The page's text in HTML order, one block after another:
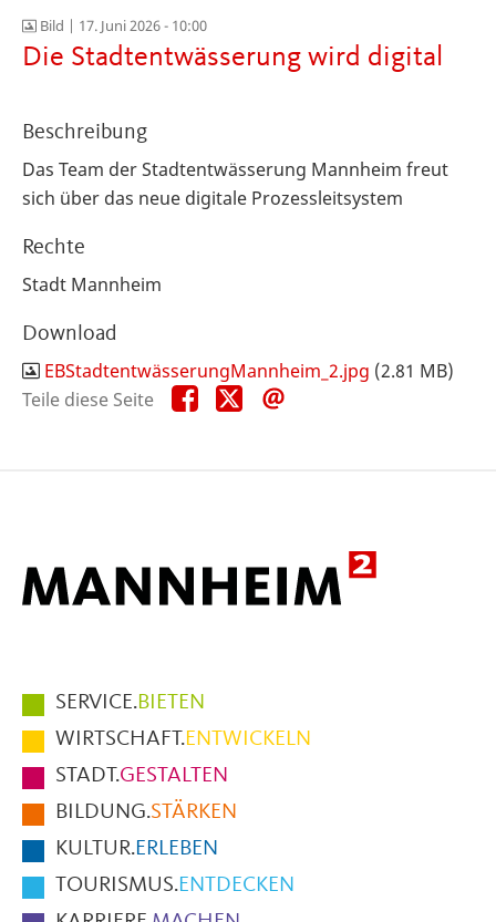
Bild | 17. Juni 2026 - 10:00
Die Stadtentwässerung wird digital
Beschreibung
Das Team der Stadtentwässerung Mannheim freut
sich über das neue digitale Prozessleitsystem
Rechte
Stadt Mannheim
Download
EBStadtentwässerungMannheim_2.jpg (2.81 MB)
Teile diese Seite
Teile
diese
Teile
diese
Hauptmenüpunkte
im
Fußbereich
der
Seite
SERVICE.BIETEN
WIRTSCHAFT.ENTWICKELN
STADT.GESTALTEN
BILDUNG.STÄRKEN
KULTUR.ERLEBEN
TOURISMUS.ENTDECKEN